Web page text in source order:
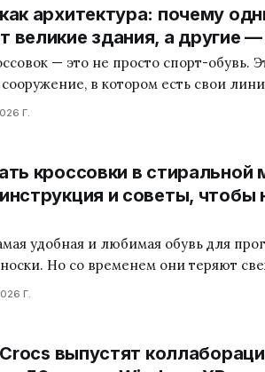
архитектура: почему
великие здания, а другие —
— это не просто спорт-обувь.
сооружение, в котором есть свои
решения и даже философия формы.
через несколько лет. То же происходит и с
Г.
кроссовки в стиральной
и советы, чтобы
удобная и любимая обувь для
Но со временем они теряют
обувь в машинке, думая, что
Г.
выпустят